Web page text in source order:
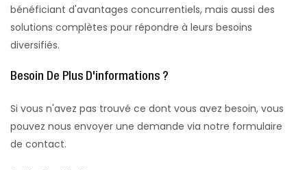
bénéficiant d'avantages concurrentiels, mais aussi des
solutions complètes pour répondre à leurs besoins
diversifiés.
Besoin De Plus D'informations ?
Si vous n'avez pas trouvé ce dont vous avez besoin, vous
pouvez nous envoyer une demande via notre formulaire
de contact.